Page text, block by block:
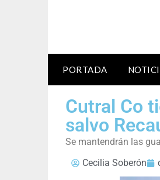
PORTADA
Cutral Co
salvo
Se mantendrán las
Cecilia Soberón